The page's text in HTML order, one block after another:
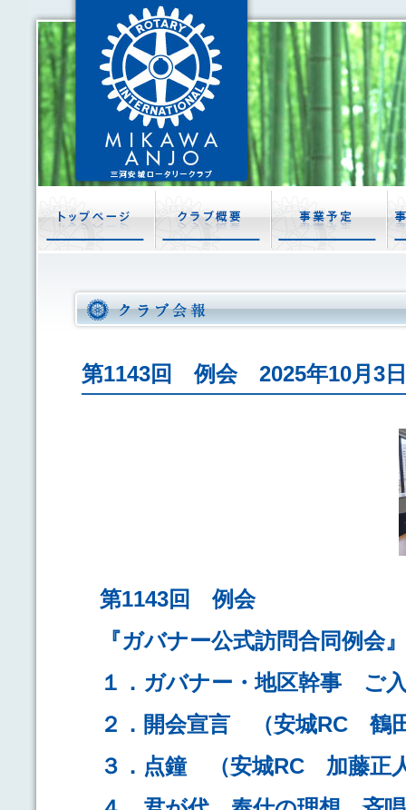
第1143回 例会 2025年10月3
第1143回 例会
『ガバナー公式訪問合同例
１．ガバナー・地区幹事
２．開会宣言 （安城RC 鶴
３．点鐘 （安城RC 加藤